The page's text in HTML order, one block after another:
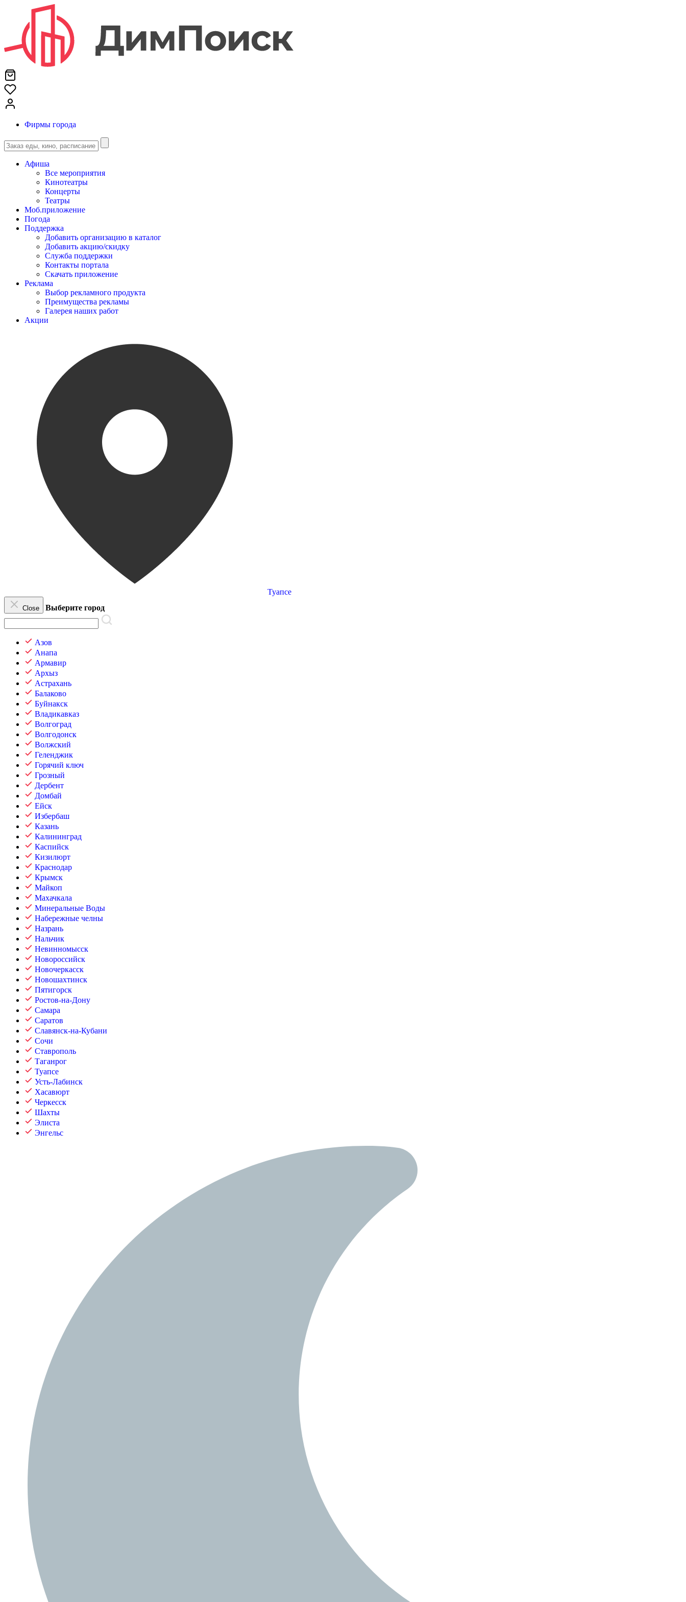
Фирмы города
Афиша
Все мероприятия
Кинотеатры
Концерты
Театры
Моб.приложение
Погода
Поддержка
Добавить организацию в каталог
Добавить акцию/скидку
Служба поддержки
Контакты портала
Скачать приложение
Реклама
Выбор рекламного продукта
Преимущества рекламы
Галерея наших работ
Акции
Туапсе
Close Выберите город
Азов
Анапа
Армавир
Архыз
Астрахань
Балаково
Буйнакск
Владикавказ
Волгоград
Волгодонск
Волжский
Геленджик
Горячий ключ
Грозный
Дербент
Домбай
Ейск
Избербаш
Казань
Калининград
Каспийск
Кизилюрт
Краснодар
Крымск
Майкоп
Махачкала
Минеральные Воды
Набережные челны
Назрань
Нальчик
Невинномысск
Новороссийск
Новочеркасск
Новошахтинск
Пятигорск
Ростов-на-Дону
Самара
Саратов
Славянск-на-Кубани
Сочи
Ставрополь
Таганрог
Туапсе
Усть-Лабинск
Хасавюрт
Черкесск
Шахты
Элиста
Энгельс